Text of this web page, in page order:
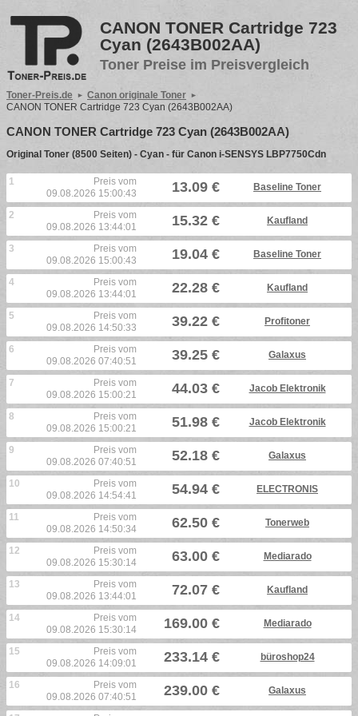
CANON TONER Cartridge 723
Cyan (2643B002AA)
Toner Preise im Preisvergleich
Toner-Preis.de
Canon originale Toner
CANON TONER Cartridge 723 Cyan (2643B002AA)
CANON TONER Cartridge 723 Cyan (2643B002AA)
Original Toner (8500 Seiten) - Cyan - für Canon i-SENSYS LBP7750Cdn
1
Preis vom
09.08.2026 15:00:43
13.09 € Baseline Toner
2
Preis vom
09.08.2026 13:44:01
15.32 € Kaufland
3
Preis vom
09.08.2026 15:00:43
19.04 € Baseline Toner
4
Preis vom
09.08.2026 13:44:01
22.28 € Kaufland
5
Preis vom
09.08.2026 14:50:33
39.22 € Profitoner
6
Preis vom
09.08.2026 07:40:51
39.25 € Galaxus
7
Preis vom
09.08.2026 15:00:21
44.03 € Jacob Elektronik
8
Preis vom
09.08.2026 15:00:21
51.98 € Jacob Elektronik
9
Preis vom
09.08.2026 07:40:51
52.18 € Galaxus
10
Preis vom
09.08.2026 14:54:41
54.94 € ELECTRONIS
11
Preis vom
09.08.2026 14:50:34
62.50 € Tonerweb
12
Preis vom
09.08.2026 15:30:14
63.00 € Mediarado
13
Preis vom
09.08.2026 13:44:01
72.07 € Kaufland
14
Preis vom
09.08.2026 15:30:14
169.00 € Mediarado
15
Preis vom
09.08.2026 14:09:01
233.14 € büroshop24
16
Preis vom
09.08.2026 07:40:51
239.00 € Galaxus